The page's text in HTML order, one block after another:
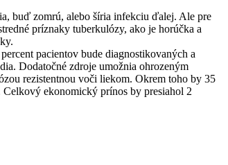
buď zomrú, alebo šíria infekciu ďalej. Ale pre
príznaky tuberkulózy, ako je horúčka a
pacientov bude diagnostikovaných a
Dodatočné zdroje umožnia ohrozeným
rezistentnou voči liekom. Okrem toho by 35
Celkový ekonomický prínos by presiahol 2